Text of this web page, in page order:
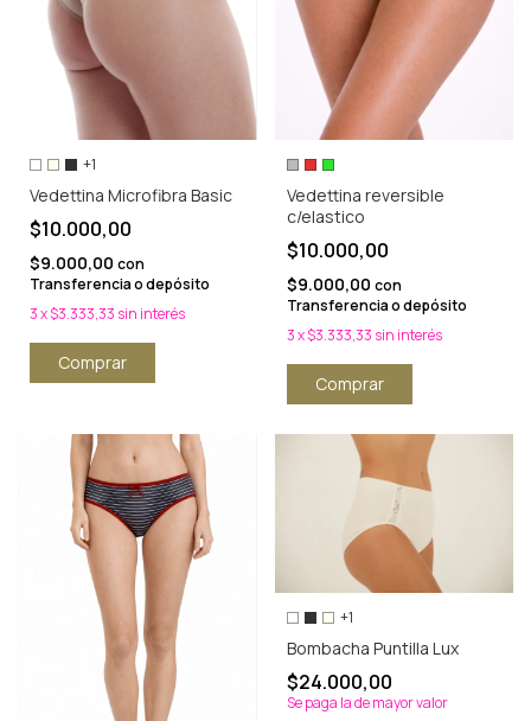
+1
Vedettina Microfibra Basic
$10.000,00
$9.000,00 con
Transferencia o depósito
3x$3.333,33 sin interés
Comprar
Vedettina reversible
c/elastico
$10.000,00
$9.000,00 con
Transferencia o depósito
3x$3.333,33 sin interés
Comprar
+1
Bombacha Puntilla Lux
$24.000,00
Se paga la de mayor valor